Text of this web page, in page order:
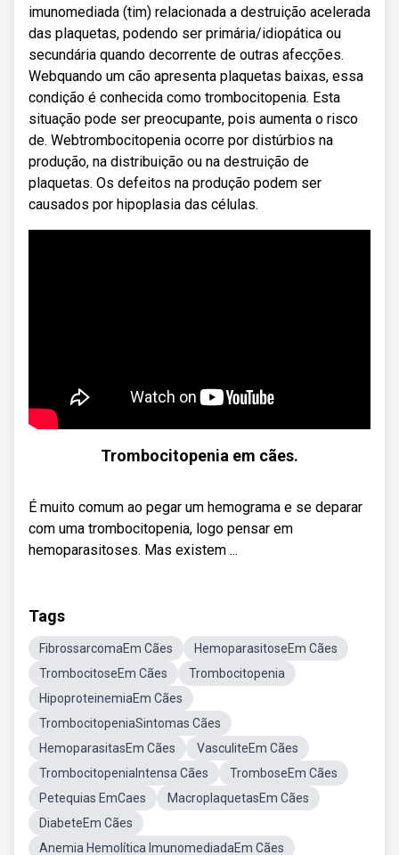
imunomediada (tim) relacionada a destruição acelerada
das plaquetas, podendo ser primária/idiopática ou
secundária quando decorrente de outras afecções.
Webquando um cão apresenta plaquetas baixas, essa
condição é conhecida como trombocitopenia. Esta
situação pode ser preocupante, pois aumenta o risco
de. Webtrombocitopenia ocorre por distúrbios na
produção, na distribuição ou na destruição de
plaquetas. Os defeitos na produção podem ser
causados por hipoplasia das células.
Trombocitopenia em cães.
É muito comum ao pegar um hemograma e se deparar
com uma trombocitopenia, logo pensar em
hemoparasitoses. Mas existem ...
Tags
FibrossarcomaEm Cães
HemoparasitoseEm Cães
TrombocitoseEm Cães
Trombocitopenia
HipoproteinemiaEm Cães
TrombocitopeniaSintomas Cães
HemoparasitasEm Cães
VasculiteEm Cães
TrombocitopeniaIntensa Cães
TromboseEm Cães
Petequias EmCaes
MacroplaquetasEm Cães
DiabeteEm Cães
Anemia Hemolítica ImunomediadaEm Cães